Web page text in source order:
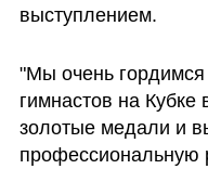
выступлением.
"Мы очень
гимнастов на
золотые медали и
профессиональную